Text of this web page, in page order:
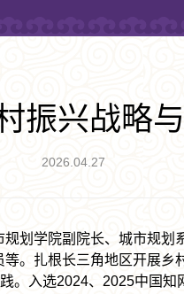
振兴战略
2026.04.27
划学院副院长、城市规
。扎根长三角地区开展
。入选2024、2025中国